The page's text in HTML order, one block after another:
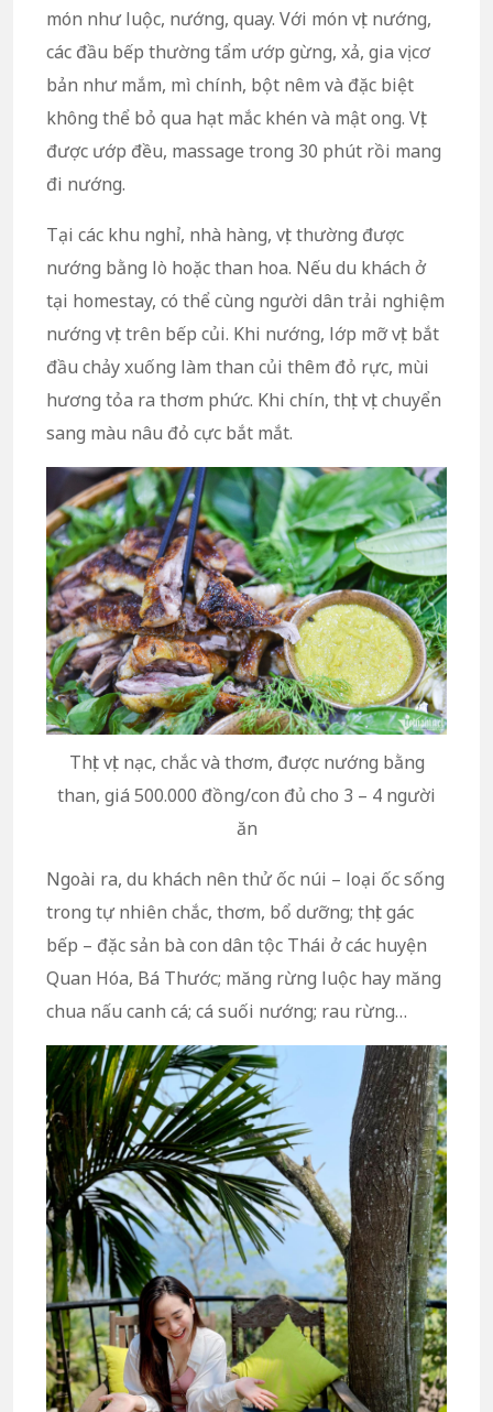
món như luộc, nướng, quay. Với món vịt nướng,
các đầu bếp thường tẩm ướp gừng, xả, gia vị cơ
bản như mắm, mì chính, bột nêm và đặc biệt
không thể bỏ qua hạt mắc khén và mật ong. Vịt
được ướp đều, massage trong 30 phút rồi mang
đi nướng.
Tại các khu nghỉ, nhà hàng, vịt thường được
nướng bằng lò hoặc than hoa. Nếu du khách ở
tại homestay, có thể cùng người dân trải nghiệm
nướng vịt trên bếp củi. Khi nướng, lớp mỡ vịt bắt
đầu chảy xuống làm than củi thêm đỏ rực, mùi
hương tỏa ra thơm phức. Khi chín, thịt vịt chuyển
sang màu nâu đỏ cực bắt mắt.
Thịt vịt nạc, chắc và thơm, được nướng bằng
than, giá 500.000 đồng/con đủ cho 3 – 4 người
ăn
Ngoài ra, du khách nên thử ốc núi – loại ốc sống
trong tự nhiên chắc, thơm, bổ dưỡng; thịt gác
bếp – đặc sản bà con dân tộc Thái ở các huyện
Quan Hóa, Bá Thước; măng rừng luộc hay măng
chua nấu canh cá; cá suối nướng; rau rừng…